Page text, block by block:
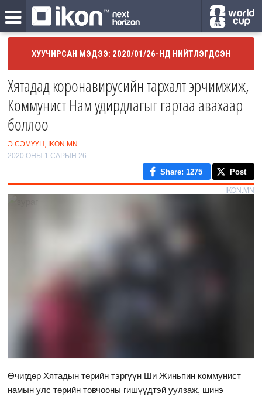
ХУУЧИРСАН МЭДЭЭ: 2020/01/26-НД НИЙТЛЭГДСЭН
Хятадад коронавирусийн тархалт эрчимжиж,
Коммунист Нам удирдлагыг гартаа авахаар
боллоо
Э.СЭМҮҮН, IKON.MN
2020 ОНЫ 1 САРЫН 26
Share: 1275 Post
IKON.MN
Өчигдөр Хятадын төрийн тэргүүн Ши Жиньпин коммунист
намын улс төрийн товчооны гишүүдтэй уулзаж, шинэ